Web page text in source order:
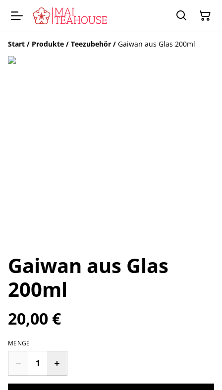
Start / Produkte / Teezubehör / Gaiwan aus Glas 200ml
Gaiwan aus Glas
200ml
20,00 €
MENGE